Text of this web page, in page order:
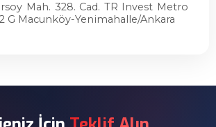
Mah. 328. Cad. TR Invest Metro
G Macunköy-Yenimahalle/Ankara